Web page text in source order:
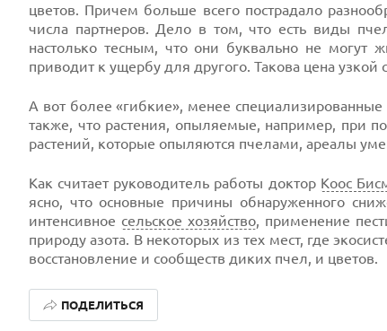
цветов. Причем больше всего пострадало
числа партнеров. Дело в том, что есть виды
настолько тесным, что они буквально не могут
приводит к ущербу для другого. Такова цена узкой
А вот более «гибкие», менее
также, что растения, опыляемые, например, при
растений, которые опыляются пчелами, ареалы
Как считает руководитель работы доктор Коос
ясно, что основные причины обнаруженного
интенсивное сельское хозяйство, применение
природу азота. В некоторых из тех мест, где
восстановление и сообществ диких пчел, и цветов.
ПОДЕЛИТЬСЯ